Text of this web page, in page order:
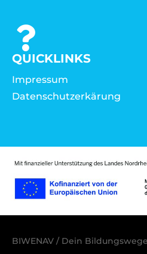
QUICKLINKS
Impressum
Datenschutzerkärung
BIWENAV / Dein